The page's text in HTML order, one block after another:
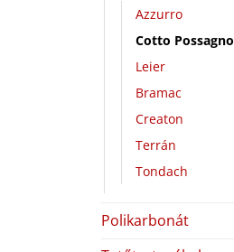
Azzurro
Cotto Possagno
Leier
Bramac
Creaton
Terrán
Tondach
Polikarbonát